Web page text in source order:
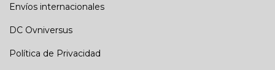
Envíos internacionales
DC Ovniversus
Política de Privacidad